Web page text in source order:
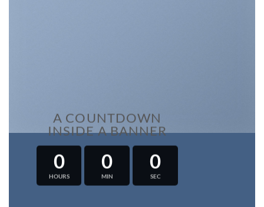
A COUNTDOWN
INSIDE A BANNER
0
HOURS
0
MIN
0
SEC